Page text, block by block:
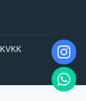
KVKK